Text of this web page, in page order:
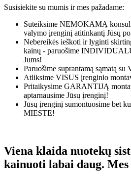
Susisiekite su mumis ir mes pažadame:
Suteiksime NEMOKAMĄ
valymo įrenginį atitinkantį Jūsų
Nebereikės ieškoti ir lyginti
kainų - paruošime
Jums!
Paruošime suprantamą sąmatą su
Atliksime VISUS įrenginio
Pritaikysime GARANTIJĄ
aptarnausime Jūsų įrenginį!
Jūsų įrenginį sumontuosime bet
MIESTE!
Viena klaida nuotekų
kainuoti labai daug. Mes